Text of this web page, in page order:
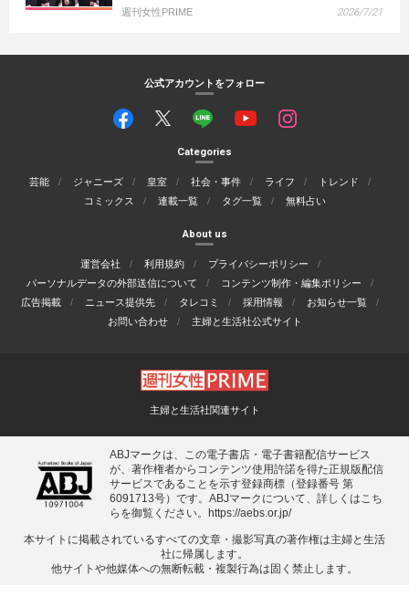
週刊女性PRIME 2026/7/21
公式アカウントをフォロー
Categories
芸能 ジャニーズ 皇室 社会・事件 ライフ
トレンド
コミックス
連載一覧 タグ一覧 無料占い
About us
運営会社 利用規約
プライバシーポリシー
パーソナルデータの外部送信について
コンテンツ制作・編集ポリシー
広告掲載
ニュース提供先 タレコミ 採用情報
お知らせ一覧
お問い合わせ
主婦と生活社公式サイト
主婦と生活社関連サイト
ABJマークは、この電子書店・電子書籍配信サービス
が、著作権者からコンテンツ使用許諾を得た正規版配信
サービスであることを示す登録商標（登録番号 第
6091713号）です。ABJマークについて、詳しくはこち
らを御覧ください。
https://aebs.or.jp/
本サイトに掲載されているすべての⽂章・撮影写真の著作権は主婦と⽣活
社に帰属します。
他サイトや他媒体への無断転載・複製⾏為は固く禁⽌します。